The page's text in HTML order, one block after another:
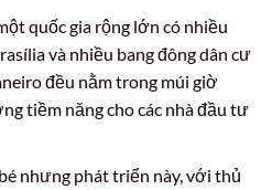
quốc gia rộng lớn có nhiều
và nhiều bang đông dân cư
đều nằm trong múi giờ
tiềm năng cho các nhà đầu tư
nhưng phát triển này, với thủ